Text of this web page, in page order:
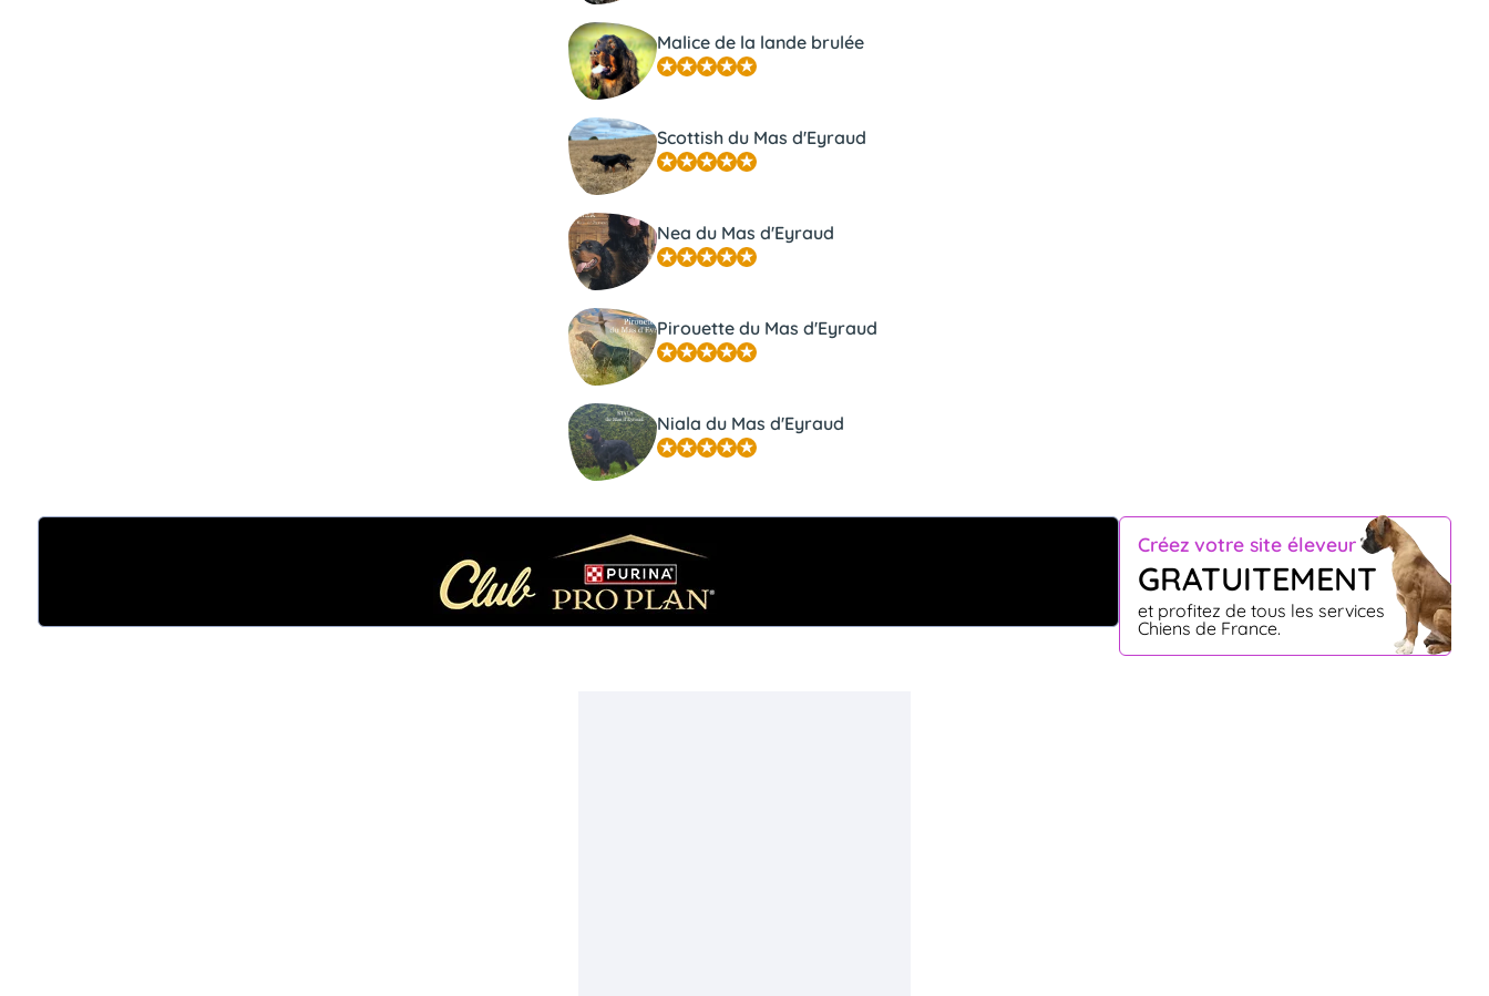
Créez votre site éleveur
GRATUITEMENT
et profitez de tous les services
Chiens de France.
Malice de la lande brulée
Scottish du Mas d'Eyraud
Nea du Mas d'Eyraud
Pirouette du Mas d'Eyraud
Niala du Mas d'Eyraud